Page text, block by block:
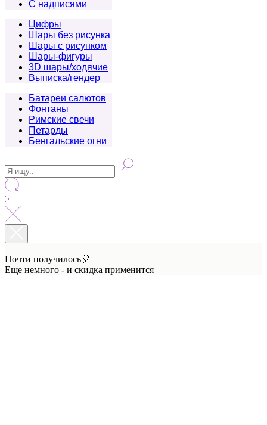
С надписями
Цифры
Шары без рисунка
Шары с рисунком
Шары-фигуры
3D шары/ходячие
Выписка/гендер
Батареи салютов
Фонтаны
Римские свечи
Петарды
Бенгальские огни
Почти получилось🎈
Еще немного - и скидка применится